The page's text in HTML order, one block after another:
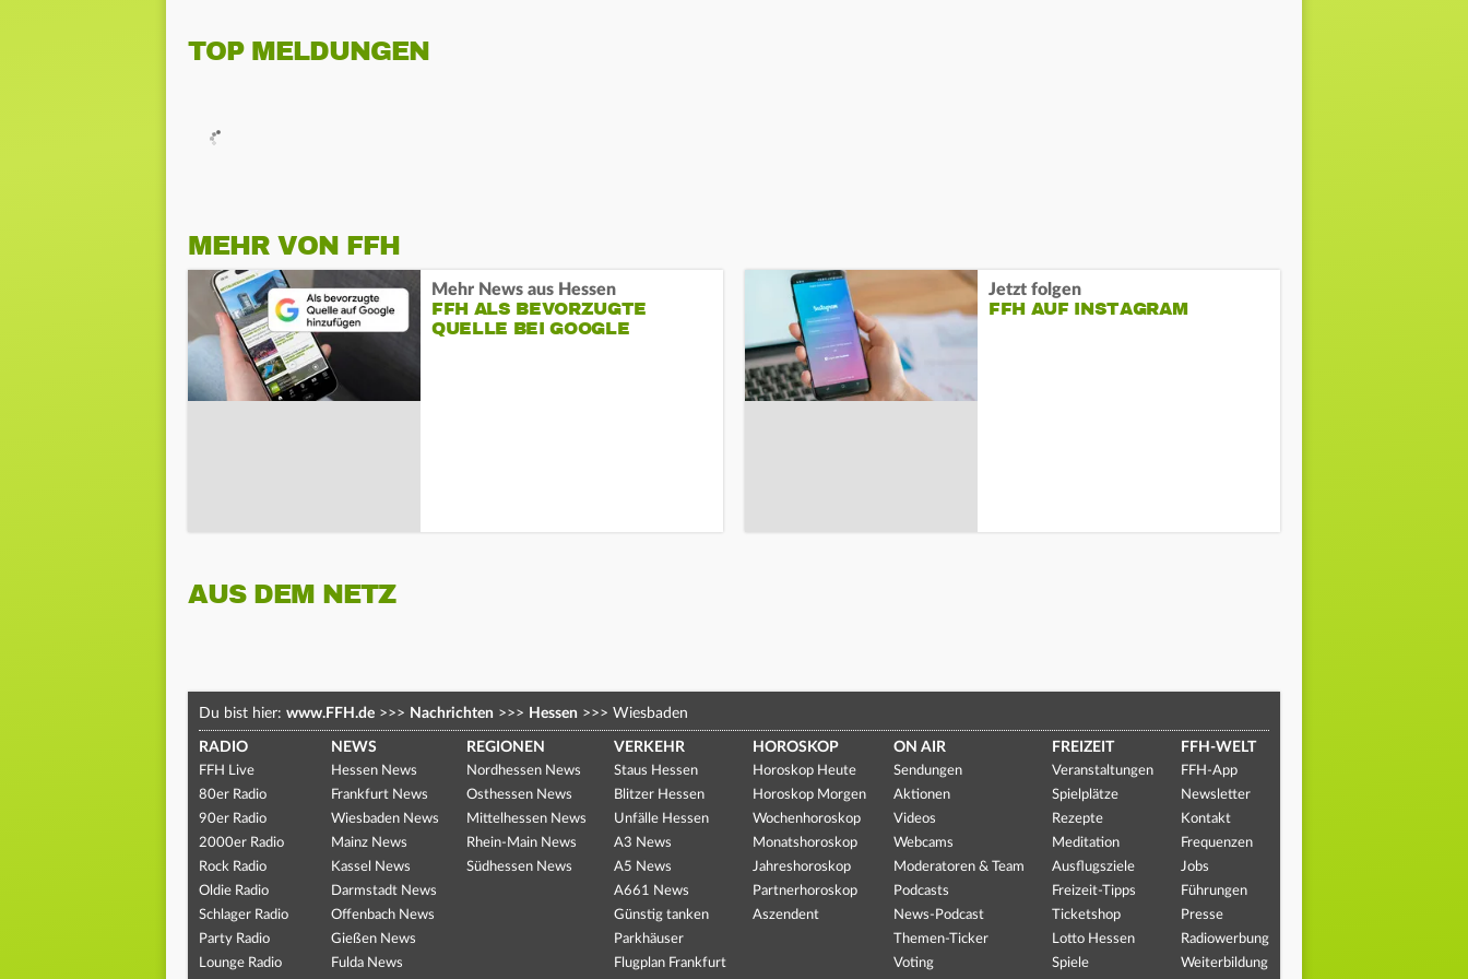
TOP MELDUNGEN
MEHR VON FFH
Mehr News aus Hessen
FFH ALS BEVORZUGTE
QUELLE BEI GOOGLE
Jetzt folgen
FFH AUF INSTAGRAM
AUS DEM NETZ
Du bist hier: www.FFH.de >>> Nachrichten >>> Hessen >>> Wiesbaden
RADIO
FFH Live
80er Radio
90er Radio
2000er Radio
Rock Radio
Oldie Radio
Schlager Radio
Party Radio
Lounge Radio
NEWS
Hessen News
Frankfurt News
Wiesbaden News
Mainz News
Kassel News
Darmstadt News
Offenbach News
Gießen News
Fulda News
REGIONEN
Nordhessen News
Osthessen News
Mittelhessen News
Rhein-Main News
Südhessen News
VERKEHR
Staus Hessen
Blitzer Hessen
Unfälle Hessen
A3 News
A5 News
A661 News
Günstig tanken
Parkhäuser
Flugplan Frankfurt
HOROSKOP
Horoskop Heute
Horoskop Morgen
Wochenhoroskop
Monatshoroskop
Jahreshoroskop
Partnerhoroskop
Aszendent
ON AIR
Sendungen
Aktionen
Videos
Webcams
Moderatoren & Team
Podcasts
News-Podcast
Themen-Ticker
Voting
FREIZEIT
Veranstaltungen
Spielplätze
Rezepte
Meditation
Ausflugsziele
Freizeit-Tipps
Ticketshop
Lotto Hessen
Spiele
FFH-WELT
FFH-App
Newsletter
Kontakt
Frequenzen
Jobs
Führungen
Presse
Radiowerbung
Weiterbildung